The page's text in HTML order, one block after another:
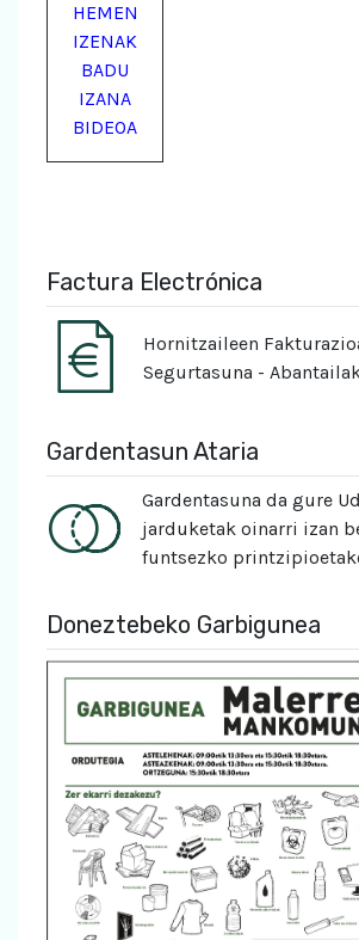
HEMEN
IZENAK
BADU
IZANA
BIDEOA
Factura Electrónica
Hornitzaileen
Segurtasuna -
Gardentasun Ataria
Gardentasuna da gure
jarduketak oinarri izan
funtsezko
Doneztebeko Garbigunea